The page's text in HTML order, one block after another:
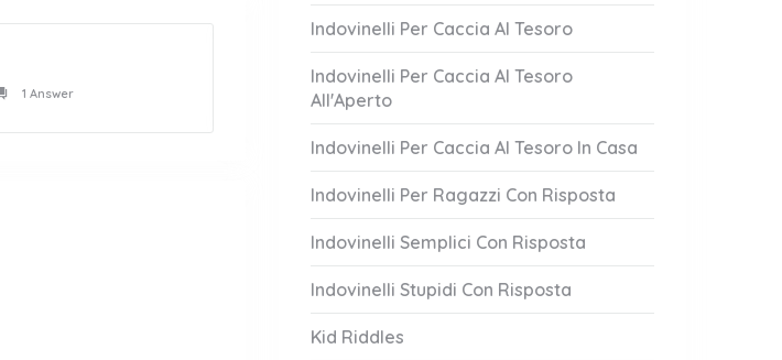
1 Answer
Non Lascia Mai
October 20, 2023
Attento A Loro!
Indovinelli Per Caccia Al Tesoro
Indovinelli Per Caccia Al Tesoro
All'Aperto
Indovinelli Per Caccia Al Tesoro In Casa
Indovinelli Per Ragazzi Con Risposta
Indovinelli Semplici Con Risposta
Indovinelli Stupidi Con Risposta
Kid Riddles